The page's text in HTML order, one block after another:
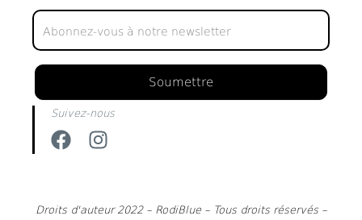
a
lettre
d'information
Soumettre
Suivez-nous
Droits d'auteur 2022 – RodiBlue – Tous droits réservés –